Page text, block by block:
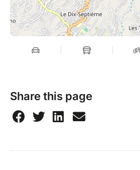
Share this page